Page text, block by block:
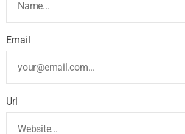
Email
Url